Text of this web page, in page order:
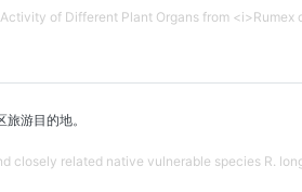
of Different Plant Organs from
游目的地。
closely related native vulnerable species R.